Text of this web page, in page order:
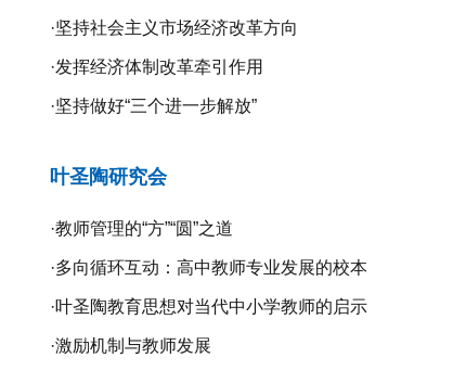
·坚持社会主义市场经济改革方向
·发挥经济体制改革牵引作用
·坚持做好“三个进一步解放”
叶圣陶研究会
·教师管理的“方”“圆”之道
·多向循环互动：高中教师专业发展的校本
研修探究
·叶圣陶教育思想对当代中小学教师的启示
·激励机制与教师发展